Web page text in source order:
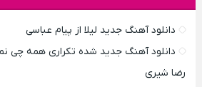
دانلود آهنگ جدید لیلا از پیام عباسی
دانلود آهنگ جدید شده تکراری همه چی
رضا شیری